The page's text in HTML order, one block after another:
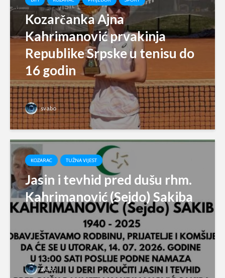
Kozarčanka Ajna
Kahrimanović prvakinja
Republike Srpske u tenisu do
16 godin
svabo
KOZARAC TUŽNA VIJEST
Jasin i tevhid pred dušu rhm.
Kahrimanović (Sejdo) Sakiba
svabo